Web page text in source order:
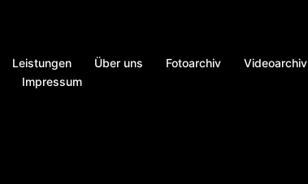
Leistungen Über uns Fotoarchiv Videoarchiv
Impressum